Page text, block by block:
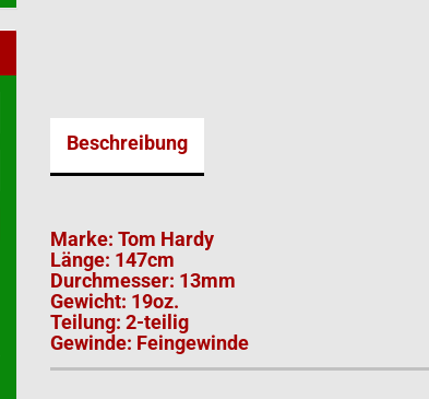
Beschreibung
Marke: Tom Hardy
Länge: 147cm
Durchmesser: 13mm
Gewicht: 19oz.
Teilung: 2-teilig
Gewinde: Feingewinde